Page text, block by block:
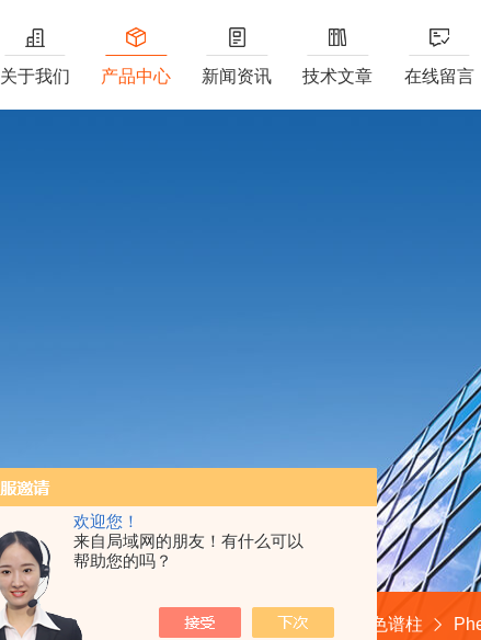
欢迎您！
来自局域网的朋友！有什么可以
帮助您的吗？
关于我们 产品中心 新闻资讯 技术文章 在线留言
首页 产品中心 液相色谱柱